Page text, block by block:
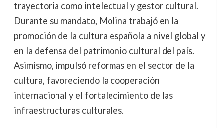
trayectoria como intelectual y gestor cultural.
Durante su mandato, Molina trabajó en la
promoción de la cultura española a nivel global y
en la defensa del patrimonio cultural del país.
Asimismo, impulsó reformas en el sector de la
cultura, favoreciendo la cooperación
internacional y el fortalecimiento de las
infraestructuras culturales.